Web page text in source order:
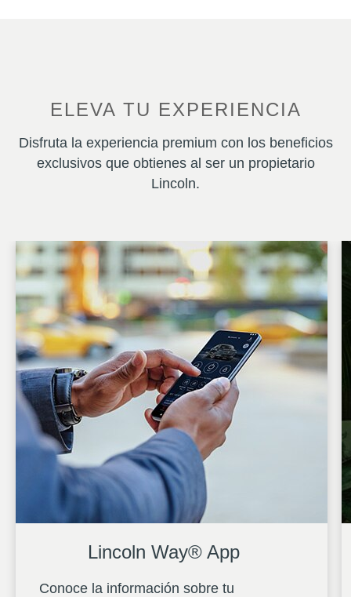
ELEVA TU EXPERIENCIA
Disfruta la experiencia premium con los beneficios
exclusivos que obtienes al ser un propietario
Lincoln.
Lincoln Way® App
Conoce la información sobre tu